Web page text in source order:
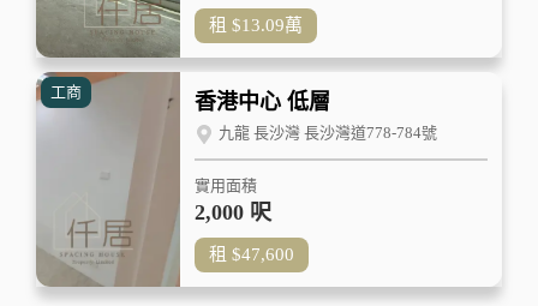
租 $13.09萬
工商 香港中心 低層
九龍 長沙灣 長沙灣道778-784號
實用面積
2,000 呎
租 $47,600